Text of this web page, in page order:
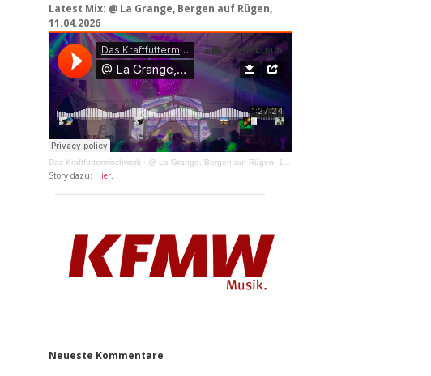
Latest Mix: @ La Grange, Bergen auf Rügen,
11.04.2026
Das Kraftfuttermischwerk · @ La Grange, Bergen auf Rügen, 11.04.2026
Story dazu: Hier.
Neueste Kommentare